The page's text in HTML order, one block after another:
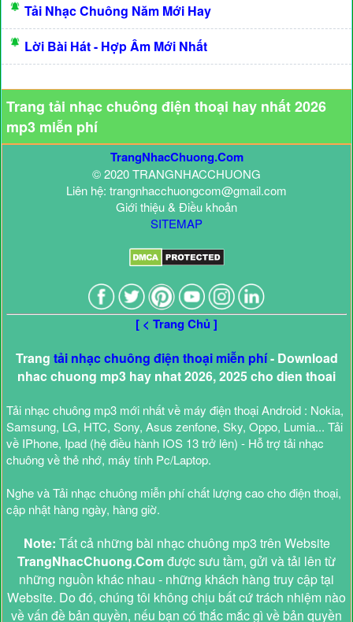
Tải Nhạc Chuông Năm Mới Hay
Lời Bài Hát - Hợp Âm Mới Nhất
Trang tải nhạc chuông điện thoại hay nhất 2026
mp3 miễn phí
TrangNhacChuong.Com
© 2020 TRANGNHACCHUONG
Liên hệ: trangnhacchuongcom@gmail.com
Giới thiệu & Điều khoản
SITEMAP
[ < Trang Chủ ]
Trang tải nhạc chuông điện thoại miễn phí- Download
nhac chuong mp3 hay nhat 2026, 2025 cho dien thoai
Tải nhạc chuông mp3 mới nhất về máy điện thoại Android : Nokia,
Samsung, LG, HTC, Sony, Asus zenfone, Sky, Oppo, Lumia... Tải
về IPhone, Ipad (hệ điều hành IOS 13 trở lên) - Hỗ trợ tải nhạc
chuông về thẻ nhớ, máy tính Pc/Laptop.
Nghe và Tải nhạc chuông miễn phí chất lượng cao cho điện thoại,
cập nhật hàng ngày, hàng giờ.
Note: Tất cả những bài nhạc chuông mp3 trên Website
TrangNhacChuong.Comđược sưu tầm, gửi và tải lên từ
những nguồn khác nhau - những khách hàng truy cập tại
Website. Do đó, chúng tôi không chịu bất cứ trách nhiệm nào
về vấn đề bản quyền, nếu bạn có thắc mắc gì về bản quyền